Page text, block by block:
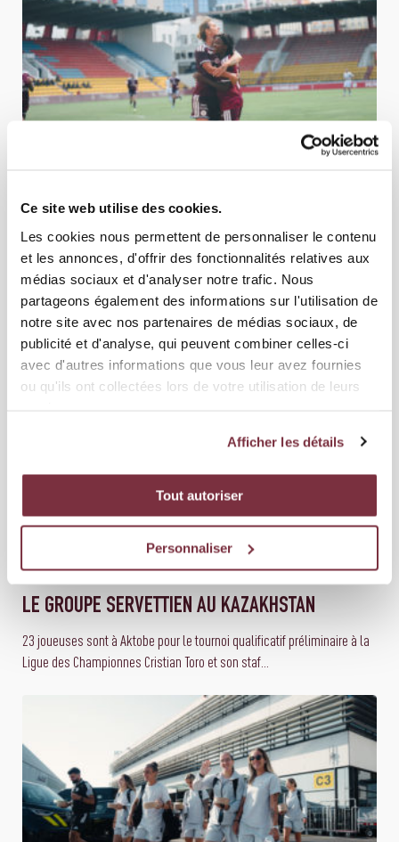
Ce site web utilise des cookies.
Les cookies nous permettent de personnaliser le contenu
et les annonces, d'offrir des fonctionnalités relatives aux
médias sociaux et d'analyser notre trafic. Nous
partageons également des informations sur l'utilisation de
notre site avec nos partenaires de médias sociaux, de
publicité et d'analyse, qui peuvent combiner celles-ci
avec d'autres informations que vous leur avez fournies
ou qu'ils ont collectées lors de votre utilisation de leurs
Afficher les détails
Tout autoriser
Personnaliser
ÉQUIPE FÉMININE 04 AOÛT 2026
DINAMO-BSUPC - SERVETTE FCCF 0-3 (0-0)
Les Grenat démarrent leur campagne européenne en fanfare. Les
Servettiennes ne savaient pas trop à quoi s'attendre au mo...
ÉQUIPE FÉMININE 03 AOÛT 2026
LE GROUPE SERVETTIEN AU KAZAKHSTAN
23 joueuses sont à Aktobe pour le tournoi qualificatif préliminaire à la
Ligue des Championnes Cristian Toro et son staf...